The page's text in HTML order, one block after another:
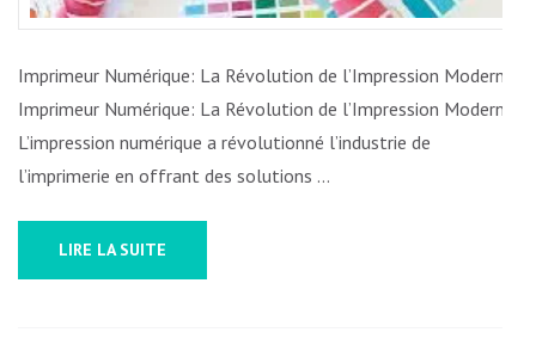
Imprimeur Numérique: La Révolution de l’Impression Moderne
Imprimeur Numérique: La Révolution de l’Impression Moderne
L’impression numérique a révolutionné l’industrie de
l’imprimerie en offrant des solutions …
LIRE LA SUITE